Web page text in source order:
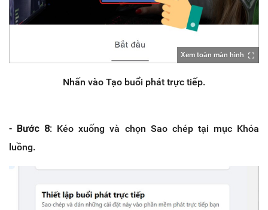
Xem toàn màn hình
Nhấn vào Tạo buổi phát trực tiếp.
- Bước 8: Kéo xuống và chọn Sao chép tại mục Khóa
luồng.